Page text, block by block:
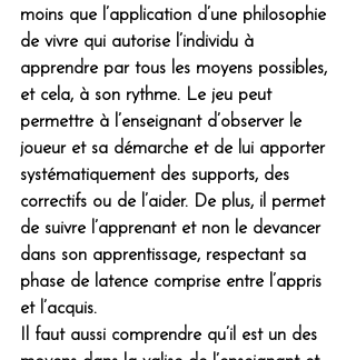
moins que l’application d’une philosophie
de vivre qui autorise l’individu à
apprendre par tous les moyens possibles,
et cela, à son rythme. Le jeu peut
permettre à l’enseignant d’observer le
joueur et sa démarche et de lui apporter
systématiquement des supports, des
correctifs ou de l’aider. De plus, il permet
de suivre l’apprenant et non le devancer
dans son apprentissage, respectant sa
phase de latence comprise entre l’appris
et l’acquis.
Il faut aussi comprendre qu’il est un des